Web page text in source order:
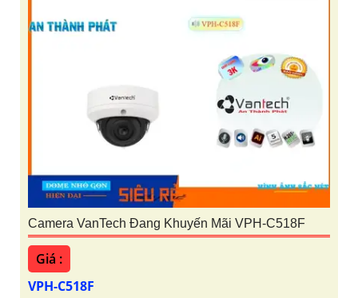
Camera VanTech Đang Khuyến Mãi VPH-C518F
Giá :
VPH-C518F